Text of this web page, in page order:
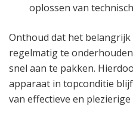
oplossen van
Onthoud dat het belangrijk
regelmatig te
snel aan te pakken.
apparaat in topconditie
van effectieve en